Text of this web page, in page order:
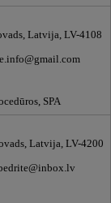
Latvija, LV-4108
SPA
Latvija, LV-4200